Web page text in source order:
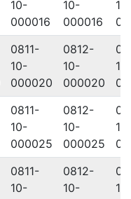
10-
000016
10-
000016
0811-
10-
000020
0812-
10-
000020
0811-
10-
000025
0812-
10-
000025
0811-
10-
0812-
10-